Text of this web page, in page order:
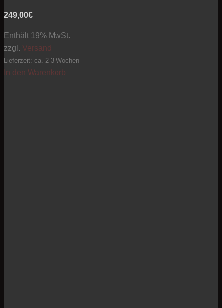
249,00€
Enthält 19% MwSt.
zzgl. Versand
Lieferzeit: ca. 2-3 Wochen
In den Warenkorb